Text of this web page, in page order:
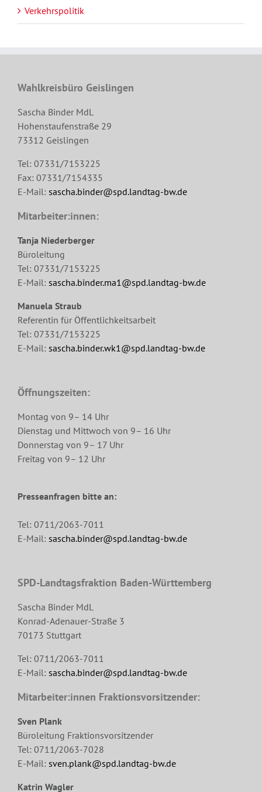
Verkehrspolitik
Wahlkreisbüro Geislingen
Sascha Binder MdL
Hohenstaufenstraße 29
73312 Geislingen
Tel: 07331/7153225
Fax: 07331/7154335
E-Mail: sascha.binder@spd.landtag-bw.de
Mitarbeiter:innen:
Tanja Niederberger
Büroleitung
Tel: 07331/7153225
E-Mail: sascha.binder.ma1@spd.landtag-bw.de
Manuela Straub
Referentin für Öffentlichkeitsarbeit
Tel: 07331/7153225
E-Mail: sascha.binder.wk1@spd.landtag-bw.de
Öffnungszeiten:
Montag von 9– 14 Uhr
Dienstag und Mittwoch von 9– 16 Uhr
Donnerstag von 9– 17 Uhr
Freitag von 9– 12 Uhr
Presseanfragen bitte an:
Tel: 0711/2063-7011
E-Mail: sascha.binder@spd.landtag-bw.de
SPD-Landtagsfraktion Baden-Württemberg
Sascha Binder MdL
Konrad-Adenauer-Straße 3
70173 Stuttgart
Tel: 0711/2063-7011
E-Mail: sascha.binder@spd.landtag-bw.de
Mitarbeiter:innen Fraktionsvorsitzender:
Sven Plank
Büroleitung Fraktionsvorsitzender
Tel: 0711/2063-7028
E-Mail: sven.plank@spd.landtag-bw.de
Katrin Wagler